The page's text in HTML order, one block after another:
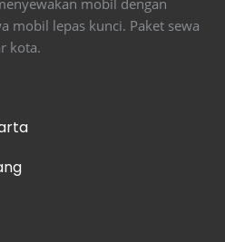
mobil dengan
mobil lepas kunci. Paket sewa
kota.